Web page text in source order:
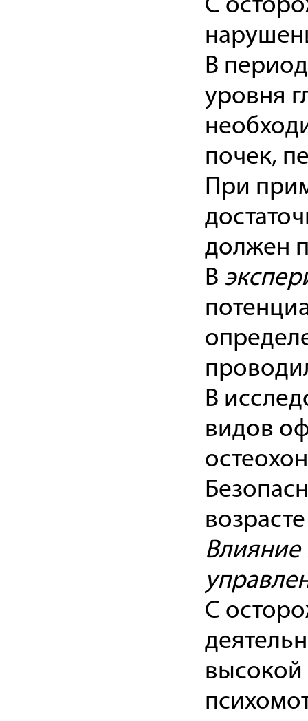
С
В
уровня
почек,
При
должен
В
В
видов
Влияние
С